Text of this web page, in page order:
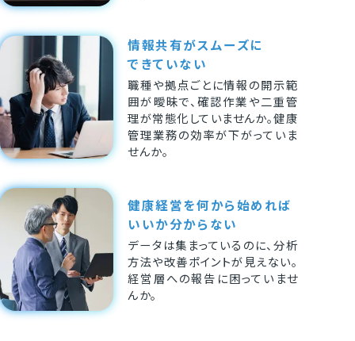
情報共有がスムーズに
できていない
職種や拠点ごとに情報の開示範
囲が曖昧で、確認作業や二重管
理が常態化していませんか。健康
管理業務の効率が下がっていま
せんか。
健康経営を何から始めれば
いいか分からない
データは集まっているのに、分析
方法や改善ポイントが見えない。
経営層への報告に困っていませ
んか。